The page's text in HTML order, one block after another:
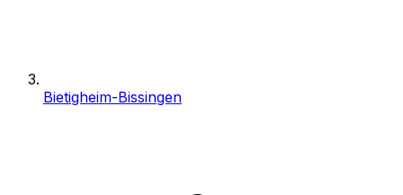
Bietigheim-Bissingen